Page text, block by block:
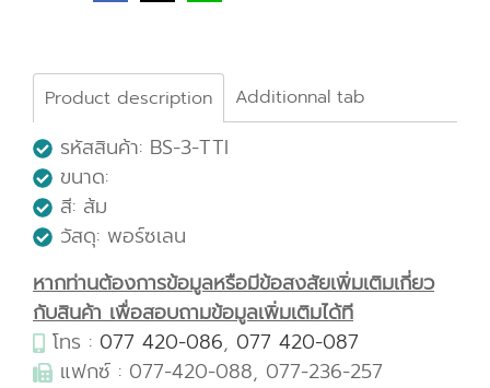
Product description Additionnal tab
รหัสสินค้า: BS-3-TTI
ขนาด:
สี: ส้ม
วัสดุ: พอร์ซเลน
หากท่านต้องการข้อมูลหรือมีข้อสงสัยเพิ่มเติมเกี่ยว
กับสินค้า เพื่อสอบถามข้อมูลเพิ่มเติมได้ที
โทร : 077 420-086, 077 420-087
แฟกซ์ : 077-420-088, 077-236-257